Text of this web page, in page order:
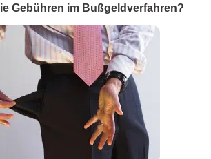
Gebühren im Bußgeldverfahren?